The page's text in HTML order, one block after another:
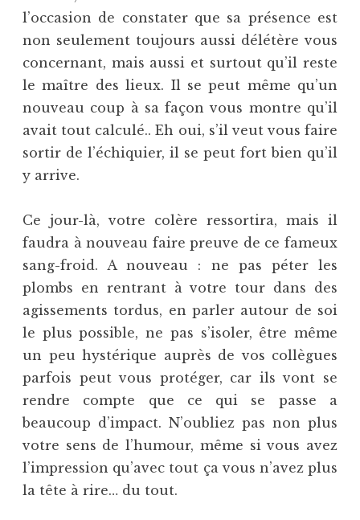
l’occasion de constater que sa présence est
non seulement toujours aussi délétère vous
concernant, mais aussi et surtout qu’il reste
le maître des lieux. Il se peut même qu’un
nouveau coup à sa façon vous montre qu’il
avait tout calculé.. Eh oui, s’il veut vous faire
sortir de l’échiquier, il se peut fort bien qu’il
y arrive.
Ce jour-là, votre colère ressortira, mais il
faudra à nouveau faire preuve de ce fameux
sang-froid. A nouveau : ne pas péter les
plombs en rentrant à votre tour dans des
agissements tordus, en parler autour de soi
le plus possible, ne pas s’isoler, être même
un peu hystérique auprès de vos collègues
parfois peut vous protéger, car ils vont se
rendre compte que ce qui se passe a
beaucoup d’impact. N’oubliez pas non plus
votre sens de l’humour, même si vous avez
l’impression qu’avec tout ça vous n’avez plus
la tête à rire… du tout.